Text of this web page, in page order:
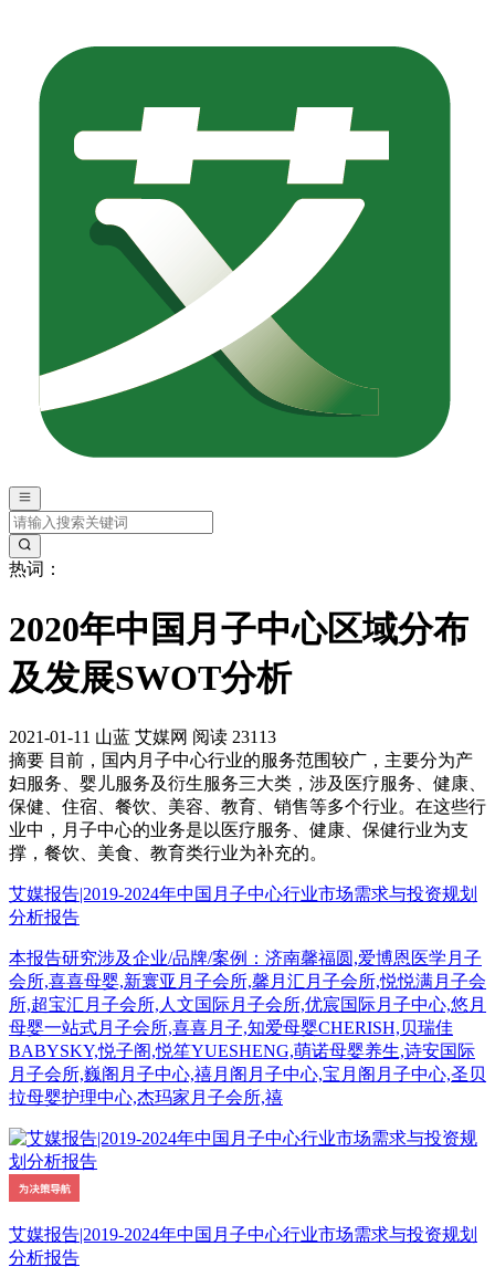
热词：
2020年中国月子中心区域分布
及发展SWOT分析
2021-01-11 山蓝 艾媒网 阅读 23113
摘要 目前，国内月子中心行业的服务范围较广，主要分为产
妇服务、婴儿服务及衍生服务三大类，涉及医疗服务、健康、
保健、住宿、餐饮、美容、教育、销售等多个行业。在这些行
业中，月子中心的业务是以医疗服务、健康、保健行业为支
撑，餐饮、美食、教育类行业为补充的。
艾媒报告|2019-2024年中国月子中心行业市场需求与投资规划
分析报告
本报告研究涉及企业/品牌/案例：济南馨福圆,爱博恩医学月子
会所,喜喜母婴,新寰亚月子会所,馨月汇月子会所,悦悦满月子会
所,超宝汇月子会所,人文国际月子会所,优宸国际月子中心,悠月
母婴一站式月子会所,喜喜月子,知爱母婴CHERISH,贝瑞佳
BABYSKY,悦子阁,悦笙YUESHENG,萌诺母婴养生,诗安国际
月子会所,巍阁月子中心,禧月阁月子中心,宝月阁月子中心,圣贝
拉母婴护理中心,杰玛家月子会所,禧
艾媒报告|2019-2024年中国月子中心行业市场需求与投资规划
分析报告